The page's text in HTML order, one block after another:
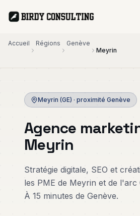
Fractional
CMO
Direction
externalisée
pour PME
Personal
Branding
Ghostwriting
& présence
Publicité
Digitale
Google
Ads &
LinkedIn
SEO
Visibilité durable
sur Google
Site
Sites
qui
Web
livrés
Accueil Régions
Genève
Meyrin
Meyrin (GE) · proximité Genève
Agence
Meyrin
Stratégie digitale, SEO et
les PME de Meyrin et de l'arc
À 15 minutes de Genève.